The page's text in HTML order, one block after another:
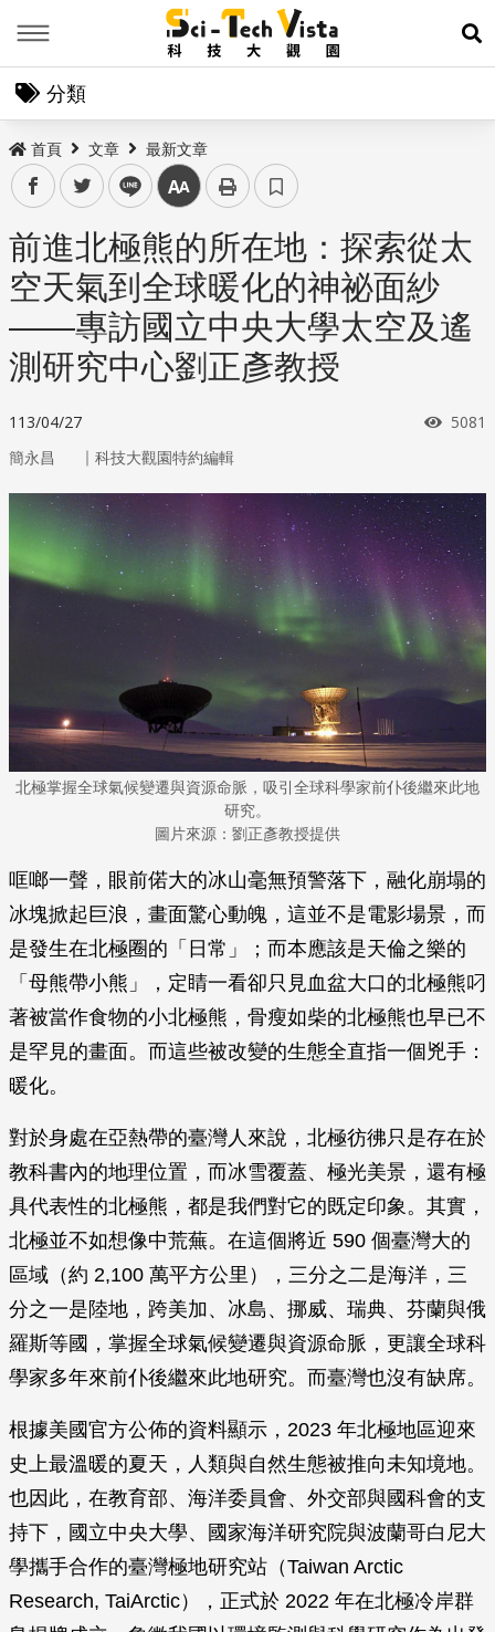
展
分類
首頁 文章 最新文章
facebooktwitter line 中
前進北極熊的所在地：探索從太
空天氣到全球暖化的神祕面紗
——專訪國立中央大學太空及遙
測研究中心劉正彥教授
113/04/27 瀏覽
5081
簡永昌 ｜ 科技大觀園特約編輯
北極掌握全球氣候變遷與資源命脈，吸引全球科學家前仆後繼來此地
研究。
圖片來源：劉正彥教授提供
哐啷一聲，眼前偌大的冰山毫無預警落下，融化崩塌的
冰塊掀起巨浪，畫面驚心動魄，這並不是電影場景，而
是發生在北極圈的「日常」；而本應該是天倫之樂的
「母熊帶小熊」，定睛一看卻只見血盆大口的北極熊叼
著被當作食物的小北極熊，骨瘦如柴的北極熊也早已不
是罕見的畫面。而這些被改變的生態全直指一個兇手：
暖化。
對於身處在亞熱帶的臺灣人來說，北極彷彿只是存在於
教科書內的地理位置，而冰雪覆蓋、極光美景，還有極
具代表性的北極熊，都是我們對它的既定印象。其實，
北極並不如想像中荒蕪。在這個將近 590 個臺灣大的
區域（約 2,100 萬平方公里），三分之二是海洋，三
分之一是陸地，跨美加、冰島、挪威、瑞典、芬蘭與俄
羅斯等國，掌握全球氣候變遷與資源命脈，更讓全球科
學家多年來前仆後繼來此地研究。而臺灣也沒有缺席。
根據美國官方公佈的資料顯示，2023 年北極地區迎來
史上最溫暖的夏天，人類與自然生態被推向未知境地。
也因此，在教育部、海洋委員會、外交部與國科會的支
持下，國立中央大學、國家海洋研究院與波蘭哥白尼大
學攜手合作的臺灣極地研究站（Taiwan Arctic
Research, TaiArctic），正式於 2022 年在北極冷岸群